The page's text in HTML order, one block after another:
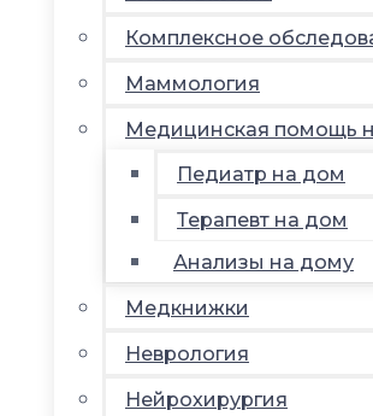
Комплексное
Маммология
Медицинская помощь
Педиатр на дом
Терапевт на дом
Анализы на дому
Медкнижки
Неврология
Нейрохирургия